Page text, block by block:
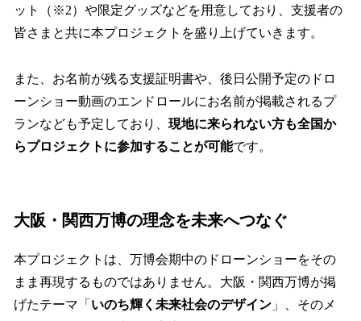
ット（※2）や限定グッズなどを用意しており、支援者の
皆さまと共に本プロジェクトを盛り上げていきます。
また、お名前が残る支援証明書や、後日公開予定のドロ
ーンショー動画のエンドロールにお名前が掲載されるプ
ランなども予定しており、 現地に来られない方も全国か
らプロジェクトに参加することが可能です。
大阪・関西万博の理念を未来へつなぐ
本プロジェクトは、万博会期中のドローンショーをその
まま再現するものではありません。大阪・関西万博が掲
げたテーマ「 いのち輝く未来社会のデザイン 」、そのメ